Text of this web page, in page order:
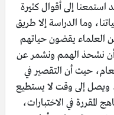
استمعنا إلى أقوال كثيرة
وما الدراسة إلا طريق
العلماء يقضون حياتهم
أن نشحذ الهمم ونشمر عن
حيث أن التقصير في
ويصل إلى وقت لا يستطيع
المقررة في الاختبارات،